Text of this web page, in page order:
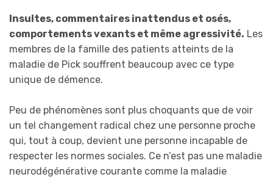
Insultes, commentaires inattendus et osés,
comportements vexants et même agressivité. Les
membres de la famille des patients atteints de la
maladie de Pick souffrent beaucoup avec ce type
unique de démence.
Peu de phénomènes sont plus choquants que de voir
un tel changement radical chez une personne proche
qui, tout à coup, devient une personne incapable de
respecter les normes sociales. Ce n’est pas une maladie
neurodégénérative courante comme la maladie